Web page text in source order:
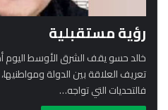
رؤية مستقبلية
خالد حسو يقف الشرق الأوسط اليوم
تعريف العلاقة بين الدولة
فالتحديات التي تواجه…